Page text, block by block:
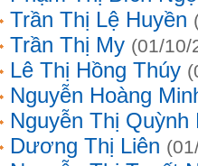
Trần Thị Lệ Huyền
Trần Thị My (01/10/
Lê Thị Hồng Thúy
Nguyễn Hoàng
Nguyễn Thị Quỳnh
Dương Thị Liên